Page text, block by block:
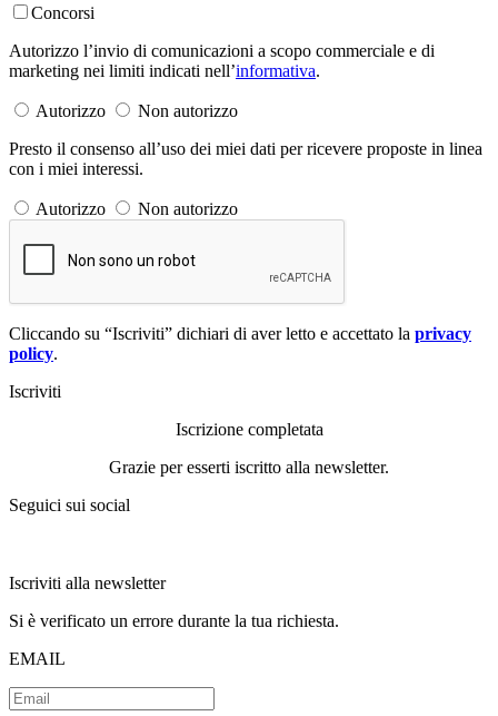
Concorsi
Autorizzo l’invio di comunicazioni a scopo commerciale e di
marketing nei limiti indicati nell’informativa.
Autorizzo
Non autorizzo
Presto il consenso all’uso dei miei dati per ricevere proposte in linea
con i miei interessi.
Autorizzo Non autorizzo
Cliccando su “Iscriviti” dichiari di aver letto e accettato la privacy
policy.
Iscriviti
Iscrizione completata
Grazie per esserti iscritto alla newsletter.
Seguici sui social
Iscriviti alla newsletter
Si è verificato un errore durante la tua richiesta.
EMAIL